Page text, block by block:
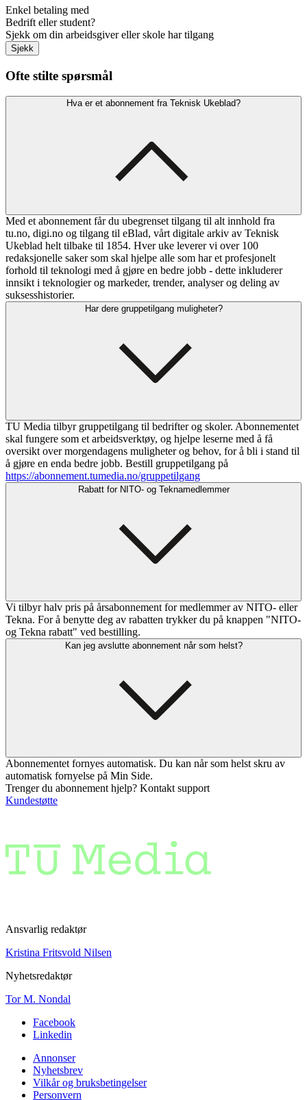
Enkel betaling med
Bedrift eller student?
Sjekk om din arbeidsgiver eller skole har tilgang
Sjekk
Ofte stilte spørsmål
Hva er et abonnement fra Teknisk Ukeblad?
Med et abonnement får du ubegrenset tilgang til alt innhold fra
tu.no, digi.no og tilgang til eBlad, vårt digitale arkiv av Teknisk
Ukeblad helt tilbake til 1854. Hver uke leverer vi over 100
redaksjonelle saker som skal hjelpe alle som har et profesjonelt
forhold til teknologi med å gjøre en bedre jobb - dette inkluderer
innsikt i teknologier og markeder, trender, analyser og deling av
suksesshistorier.
Har dere gruppetilgang muligheter?
TU Media tilbyr gruppetilgang til bedrifter og skoler. Abonnementet
skal fungere som et arbeidsverktøy, og hjelpe leserne med å få
oversikt over morgendagens muligheter og behov, for å bli i stand til
å gjøre en enda bedre jobb. Bestill gruppetilgang på
https://abonnement.tumedia.no/gruppetilgang
Rabatt for NITO- og Teknamedlemmer
Vi tilbyr halv pris på årsabonnement for medlemmer av NITO- eller
Tekna. For å benytte deg av rabatten trykker du på knappen "NITO-
og Tekna rabatt" ved bestilling.
Kan jeg avslutte abonnement når som helst?
Abonnementet fornyes automatisk. Du kan når som helst skru av
automatisk fornyelse på Min Side.
Trenger du abonnement hjelp? Kontakt support
Kundestøtte
Ansvarlig redaktør
Kristina Fritsvold Nilsen
Nyhetsredaktør
Tor M. Nondal
Facebook
Linkedin
Annonser
Nyhetsbrev
Vilkår og bruksbetingelser
Personvern